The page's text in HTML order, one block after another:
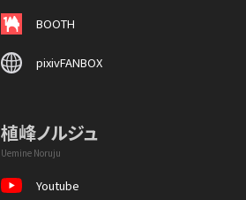
BOOTH
pixivFANBOX
植峰ノルジュ
Uemine Noruju
Youtube